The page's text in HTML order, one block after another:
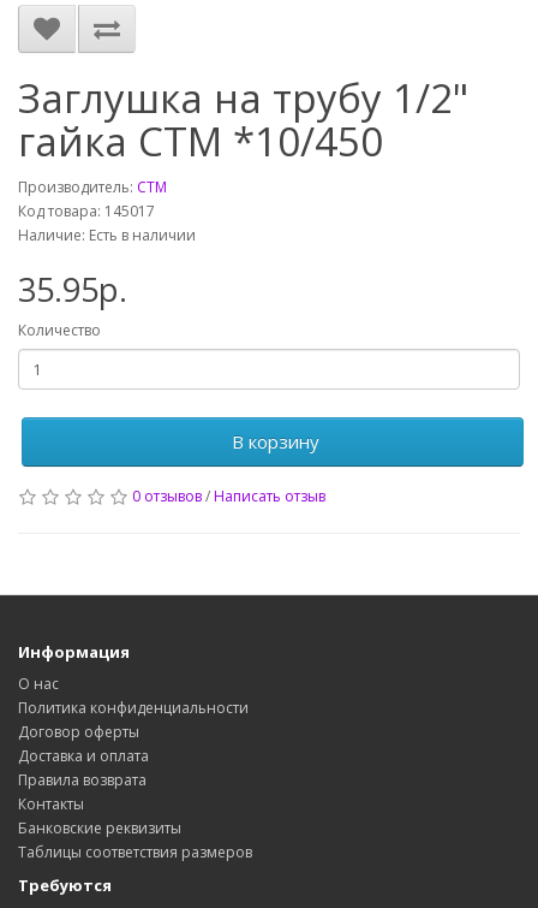
Заглушка на трубу 1/2"
гайка СТМ *10/450
Производитель: СТМ
Код товара: 145017
Наличие: Есть в наличии
35.95р.
Количество
В корзину
0 отзывов/Написать отзыв
Информация
О нас
Политика конфиденциальности
Договор оферты
Доставка и оплата
Правила возврата
Контакты
Банковские реквизиты
Таблицы соответствия размеров
Требуются